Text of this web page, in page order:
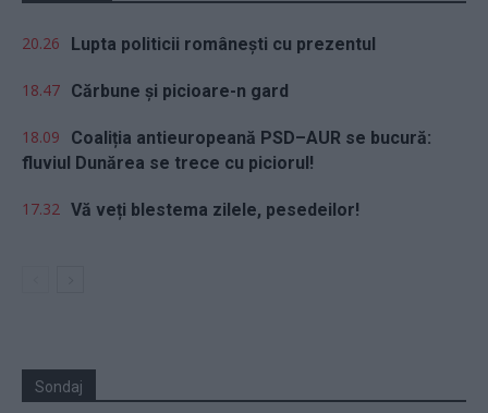
20.26 Lupta politicii românești cu prezentul
18.47 Cărbune și picioare-n gard
18.09
Coaliția antieuropeană PSD–AUR se bucură:
fluviul Dunărea se trece cu piciorul!
17.32 Vă veți blestema zilele, pesedeilor!
Sondaj